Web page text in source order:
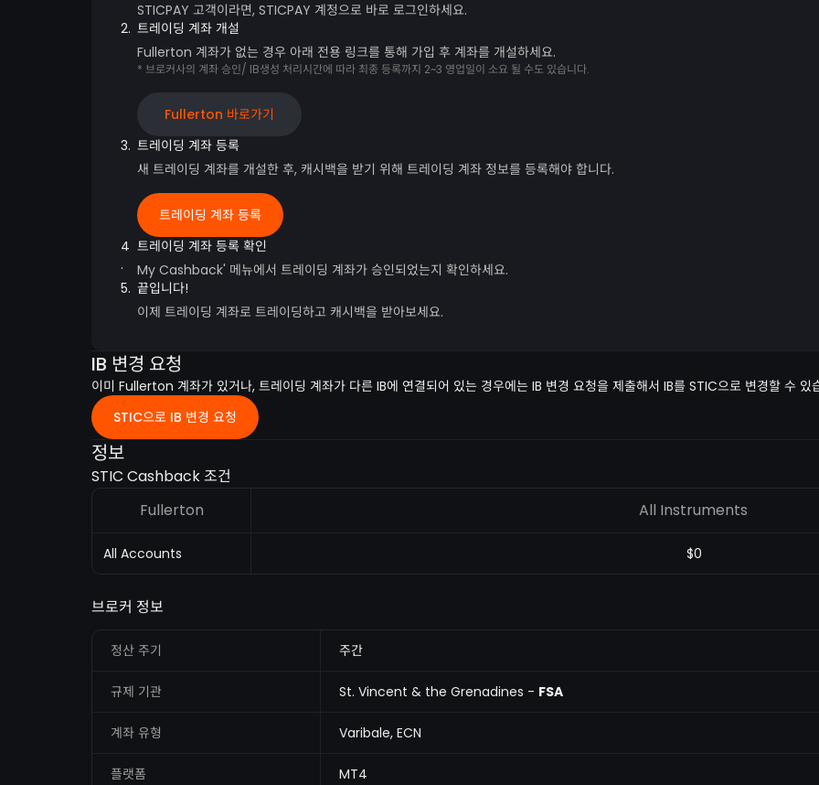
STICPAY 고객이라면, STICPAY 계정으로 바로 로그인하세요.
2. 트레이딩 계좌 개설
Fullerton 계좌가 없는 경우 아래 전용 링크를 통해 가입 후 계좌를 개설하세요.
* 브로커사의 계좌 승인/ IB생성 처리시간에 따라 최종 등록까지 2~3 영업일이 소요 될 수도 있습니다.
Fullerton 바로가기
3. 트레이딩 계좌 등록
새 트레이딩 계좌를 개설한 후, 캐시백을 받기 위해 트레이딩 계좌 정보를 등록해야 합니다.
트레이딩 계좌 등록
4
.
트레이딩 계좌 등록 확인
My Cashback' 메뉴에서 트레이딩 계좌가 승인되었는지 확인하세요.
5. 끝입니다!
이제 트레이딩 계좌로 트레이딩하고 캐시백을 받아보세요.
IB 변경 요청
이미 Fullerton 계좌가 있거나, 트레이딩 계좌가 다른 IB에 연결되어 있는 경우에는 IB 변경 요청을 제출해서 IB를 STIC으로 변경할 수 있
STIC으로 IB 변경 요청
정보
STIC Cashback 조건
Fullerton
All Instruments
All Accounts $0
브로커 정보
정산 주기 주간
규제 기관 St. Vincent & the Grenadines - FSA
계좌 유형 Varibale, ECN
플랫폼 MT4